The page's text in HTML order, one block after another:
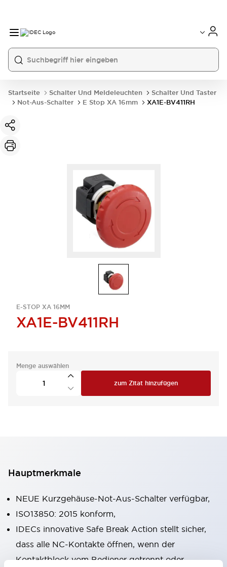
Startseite Schalter Und Meldeleuchten
Schalter Und Taster
Not-Aus-Schalter
E Stop XA 16mm XA1E-BV411RH
E-STOP XA 16MM
XA1E-BV411RH
Menge auswählen
zum Zitat hinzufügen
Hauptmerkmale
NEUE Kurzgehäuse-Not-Aus-Schalter verfügbar,
ISO13850: 2015 konform,
IDECs innovative Safe Break Action stellt sicher,
dass alle NC-Kontakte öffnen, wenn der
Kontaktblock vom Bediener getrennt oder